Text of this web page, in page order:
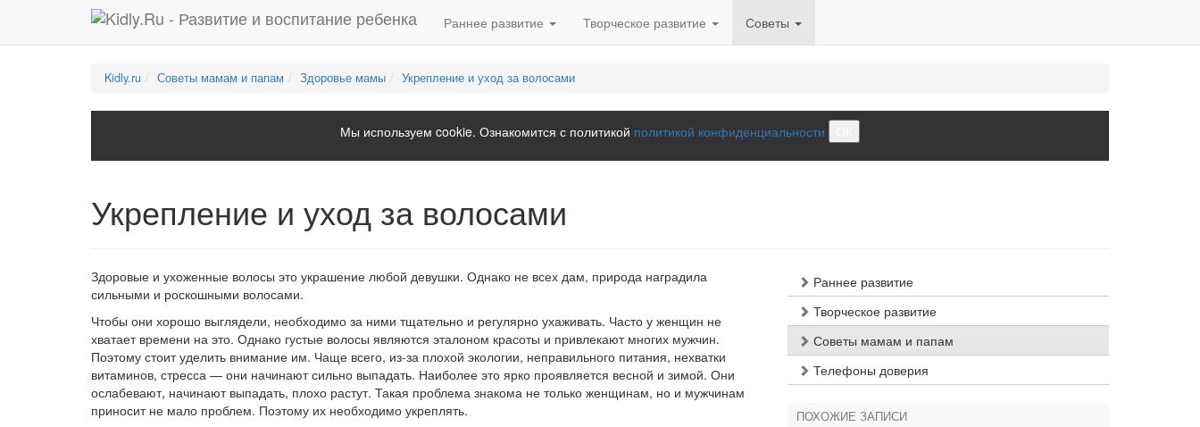
Раннее развитие Творческое развитие Советы
Kidly.ru Советы мамам и папам Здоровье мамы Укрепление и уход за волосами
Мы используем cookie. Ознакомится с политикой политикой конфиденциальности
Укрепление и уход за волосами
Здоровые и ухоженные волосы это украшение любой девушки. Однако не всех дам, природа наградила
сильными и роскошными волосами.
Чтобы они хорошо выглядели, необходимо за ними тщательно и регулярно ухаживать. Часто у женщин не
хватает времени на это. Однако густые волосы являются эталоном красоты и привлекают многих мужчин.
Поэтому стоит уделить внимание им. Чаще всего, из-за плохой экологии, неправильного питания, нехватки
витаминов, стресса — они начинают сильно выпадать. Наиболее это ярко проявляется весной и зимой. Они
ослабевают, начинают выпадать, плохо растут. Такая проблема знакома не только женщинам, но и мужчинам
приносит не мало проблем. Поэтому их необходимо укреплять.
Раннее развитие
Творческое развитие
Советы мамам и папам
Телефоны доверия
ПОХОЖИЕ ЗАПИСИ